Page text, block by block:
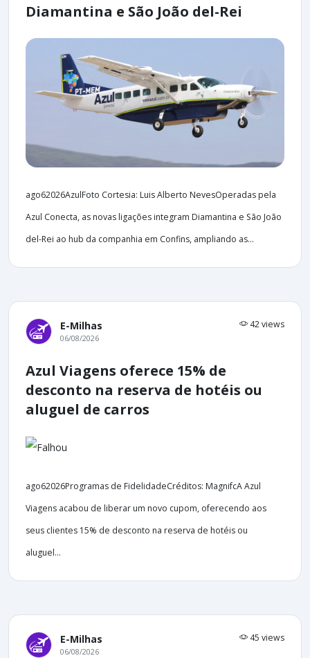
Diamantina e São João del-Rei
ago62026AzulFoto Cortesia: Luis Alberto NevesOperadas pela
Azul Conecta, as novas ligações integram Diamantina e São João
del-Rei ao hub da companhia em Confins, ampliando as...
E-Milhas 42 views
06/08/2026
Azul Viagens oferece 15% de
desconto na reserva de hotéis ou
aluguel de carros
ago62026Programas de FidelidadeCréditos: MagnifcA Azul
Viagens acabou de liberar um novo cupom, oferecendo aos
seus clientes 15% de desconto na reserva de hotéis ou
aluguel...
E-Milhas 45 views
06/08/2026